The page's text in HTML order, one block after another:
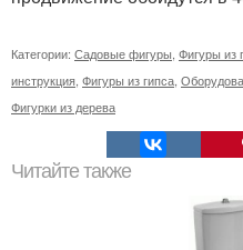
Категории: Садовые фигуры Фигуры из
инструкция Фигуры из гипса
Фигурки из дерева
Читайте также